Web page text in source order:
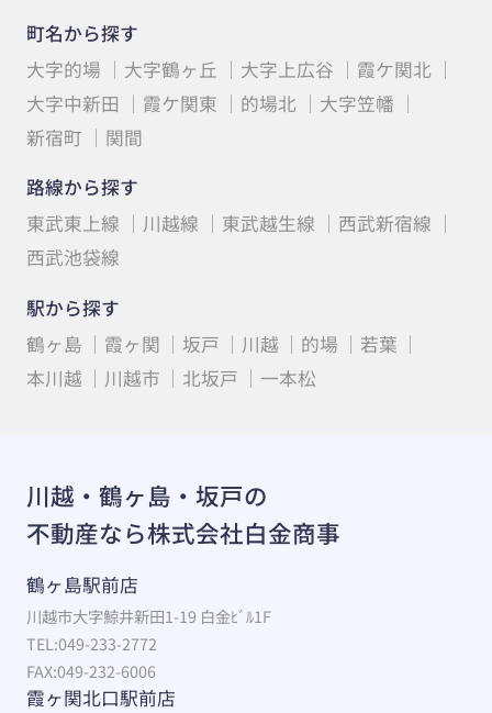
町名から探す
大字的場
大字鶴ヶ丘 大字上広谷
霞ケ関北
大字中新田
霞ケ関東 的場北
大字笠幡
新宿町
関間
路線から探す
東武東上線
川越線 東武越生線
西武新宿線
西武池袋線
駅から探す
鶴ヶ島
霞ヶ関 坂戸 川越 的場
若葉
本川越
川越市 北坂戸 一本松
川越・鶴ヶ島・坂戸の
不動産なら株式会社白金商事
鶴ヶ島駅前店
川越市大字鯨井新田1-19 白金ﾋﾞﾙ1F
TEL:049-233-2772
FAX:049-232-6006
霞ヶ関北口駅前店